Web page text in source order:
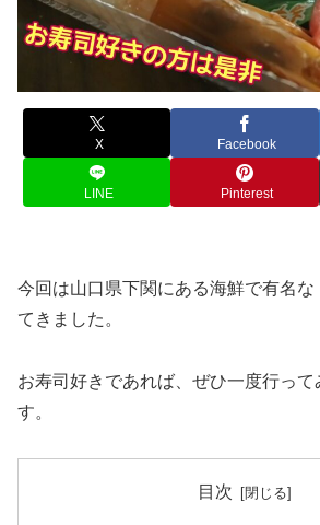
X Facebook
LINE Pinterest
今回は山口県下関にある海鮮で有名な
てきました。
お寿司好きであれば、ぜひ一度行っ
す。
目次